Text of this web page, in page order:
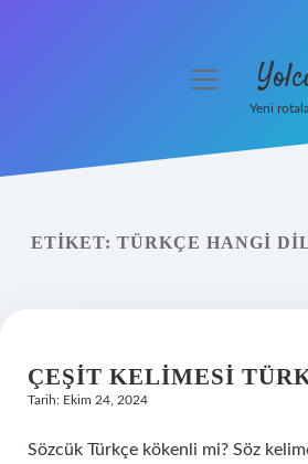
Yasal Uyarı
menüyü
Yeni
ETIKET: TÜRKÇE HANGI
ÇEŞIT KELIMESI
Tarih: Ekim 24, 2024
Sözcük Türkçe kökenli mi? Söz